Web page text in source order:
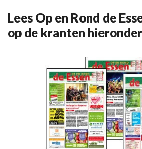
Lees Op en Rond de
op de kranten